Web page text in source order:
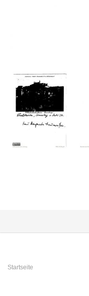
Sie sind hier
Startseite